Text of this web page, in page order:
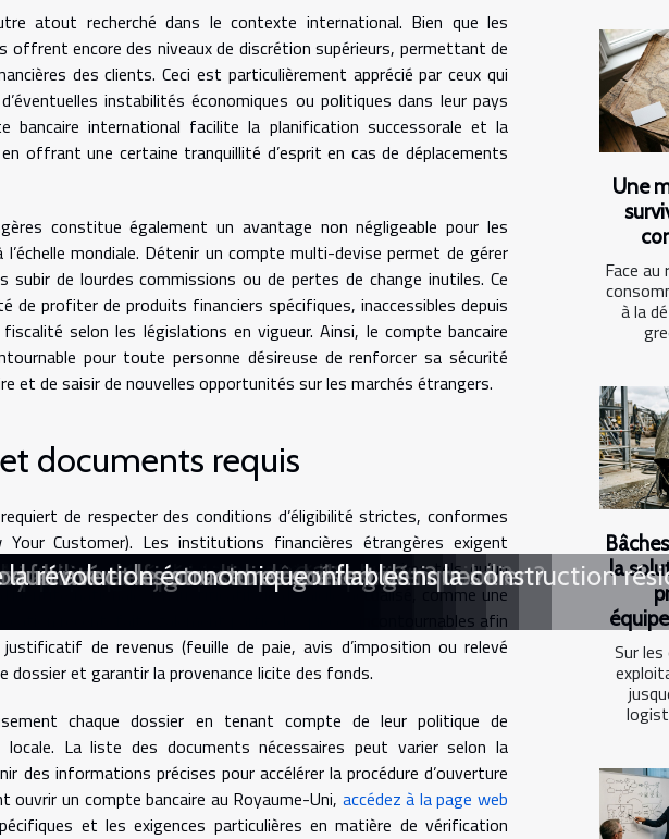
atout recherché dans le contexte international. Bien que les
encore des niveaux de discrétion supérieurs, permettant de
des clients. Ceci est particulièrement apprécié par ceux qui
instabilités économiques ou politiques dans leur pays
bancaire international facilite la planification successorale et la
offrant une certaine tranquillité d’esprit en cas de déplacements
constitue également un avantage non négligeable pour les
mondiale. Détenir un compte multi-devise permet de gérer
subir de lourdes commissions ou de pertes de change inutiles. Ce
profiter de produits financiers spécifiques, inaccessibles depuis
selon les législations en vigueur. Ainsi, le compte bancaire
pour toute personne désireuse de renforcer sa sécurité
et de saisir de nouvelles opportunités sur les marchés étrangers.
documents requis
de respecter des conditions d’éligibilité strictes, conformes
Customer). Les institutions financières étrangères exigent
avec la présentation de documents nécessaires tels qu’un
nationale. Un justificatif de domicile actualisé, comme une
récent, fait également partie des pièces incontournables afin
de revenus (feuille de paie, avis d’imposition ou relevé
dossier et garantir la provenance licite des fonds.
chaque dossier en tenant compte de leur politique de
La liste des documents nécessaires peut varier selon la
des informations précises pour accélérer la procédure d’ouverture
un compte bancaire au Royaume-Uni, accédez à la page web
et les exigences particulières en matière de vérification
Une
Face
à la
la
Sur
commerciales ?
: exemples et leçons étonnantes
l’existant
hors d'usage ?
à une étude de marché
la communication d'entreprise ?
optimiser votre investissement immobilier ?
améliorations de formation
dans le domaine juridique
des achats en entreprise ?
GEO pour votre entreprise ?
elles les portes de l'emploi ?
la réduction des coûts énergétiques
le coaching individualisé
du portage salarial ?
rôle pour les athlètes ?
d'un empire immobilier
et périurbaine en 2023
pour vos événements
à vos besoins
un espace de coworking
transforme l'immobilier
des jeunes diplômés
fermé et le gros œuvre ouvert dans la construction
avec des structures gonflables
la révolution économique